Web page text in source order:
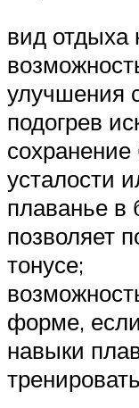
вид отдыха
улучшения
подогрев
усталости
плаванье в
позволяет
тонусе;
форме,
навыки